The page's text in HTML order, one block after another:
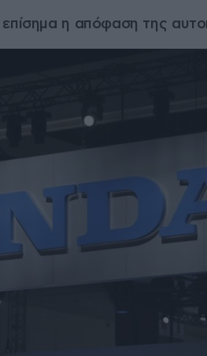
η απόφαση της